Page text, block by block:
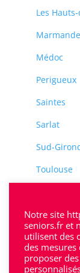
Les
Marmande
Médoc
Perigueux
Saintes
Sarlat
Sud-
Toulouse
Notre site
seniors.fr et
utilisent des
des mesures
proposer